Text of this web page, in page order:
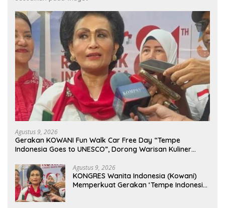
Agustus 9, 2026
Gerakan KOWANI Fun Walk Car Free Day “Tempe
Indonesia Goes to UNESCO”, Dorong Warisan Kuliner
Agustus 9, 2026
KONGRES Wanita Indonesia (Kowani)
Memperkuat Gerakan ‘Tempe Indonesia